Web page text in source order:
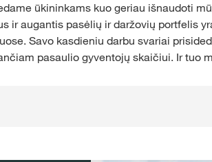
ūkininkams kuo geriau išnaudoti
ir augantis pasėlių ir daržovių portfelis
Savo kasdieniu darbu svariai
pasaulio gyventojų skaičiui. Ir tuo